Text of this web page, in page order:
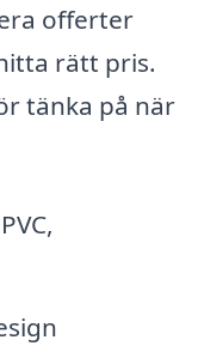
offerter
rätt pris.
tänka på när